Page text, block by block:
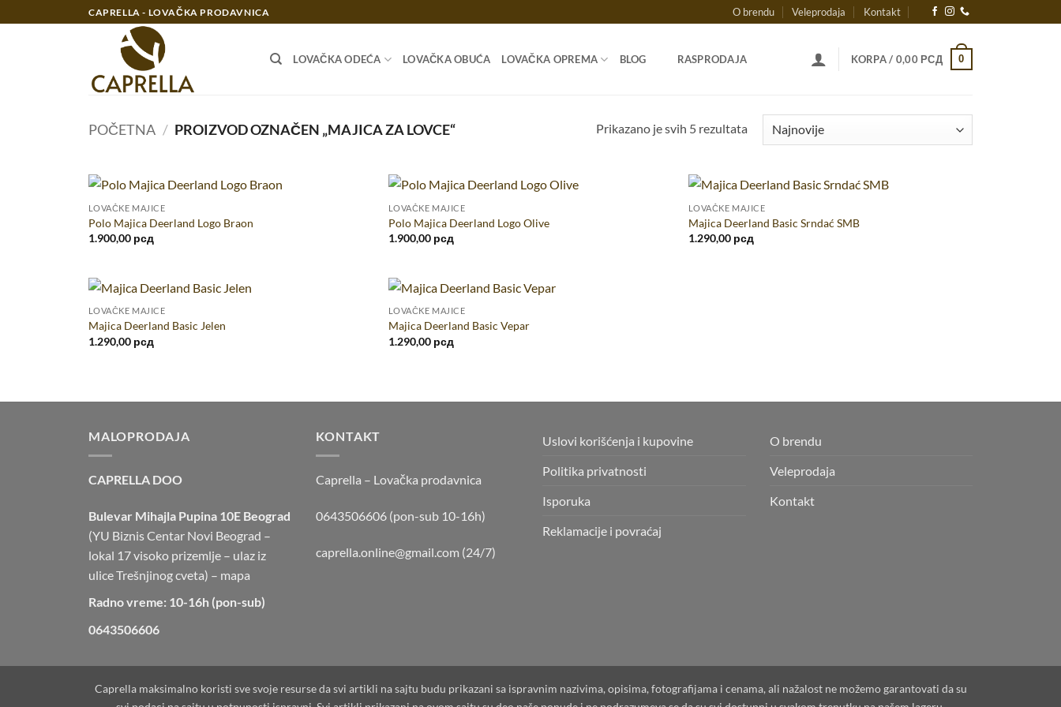
na
CAPRELLA - LOVAČKA PRODAVNICA O brendu Veleprodaja Kontakt
LOVAČKA ODEĆA LOVAČKA OBUĆA LOVAČKA OPREMA BLOG RASPRODAJA KORPA / 0,00 РСД 0
POČETNA / PROIZVOD OZNAČEN „MAJICA ZA LOVCE“ Prikazano je svih 5 rezultataSortirano
LOVAČKE MAJICE
Polo Majica Deerland Logo Braon
1.900,00 рсд
LOVAČKE MAJICE
Polo Majica Deerland Logo Olive
1.900,00 рсд
LOVAČKE MAJICE
Majica Deerland Basic Srndać SMB
1.290,00 рсд
LOVAČKE MAJICE
Majica Deerland Basic Jelen
1.290,00 рсд
LOVAČKE MAJICE
Majica Deerland Basic Vepar
1.290,00 рсд
MALOPRODAJA
CAPRELLA DOO
Bulevar Mihajla Pupina 10E Beograd
(YU Biznis Centar Novi Beograd –
lokal 17 visoko prizemlje – ulaz iz
ulice Trešnjinog cveta) – mapa
Radno vreme: 10-16h (pon-sub)
0643506606
KONTAKT
Caprella – Lovačka prodavnica
0643506606 (pon-sub 10-16h)
caprella.online@gmail.com (24/7)
Uslovi korišćenja i kupovine
Politika privatnosti
Isporuka
Reklamacije i povraćaj
O brendu
Veleprodaja
Kontakt
Caprella maksimalno koristi sve svoje resurse da svi artikli na sajtu budu prikazani sa ispravnim nazivima, opisima, fotografijama i cenama, ali nažalost ne možemo garantovati da su